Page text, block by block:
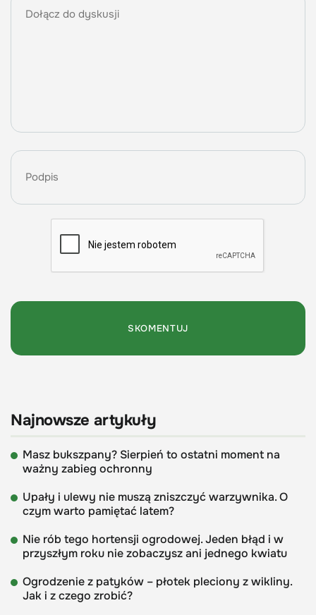
Najnowsze artykuły
Masz bukszpany? Sierpień to ostatni moment na
ważny zabieg ochronny
Upały i ulewy nie muszą zniszczyć warzywnika. O
czym warto pamiętać latem?
Nie rób tego hortensji ogrodowej. Jeden błąd i w
przyszłym roku nie zobaczysz ani jednego kwiatu
Ogrodzenie z patyków – płotek pleciony z wikliny.
Jak i z czego zrobić?